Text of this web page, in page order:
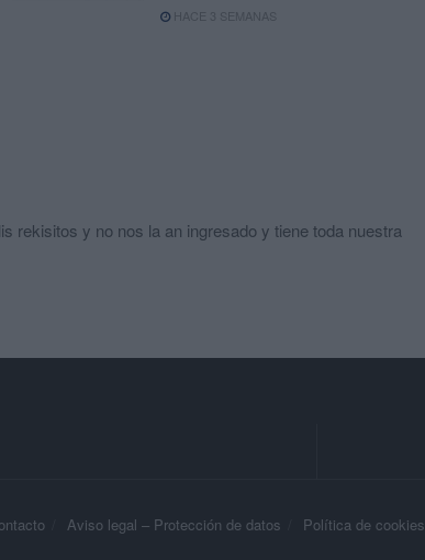
HACE 3 SEMANAS
rekisitos y no nos la an ingresado y tiene toda nuestra
Aviso legal – Protección de datos Política de cookies